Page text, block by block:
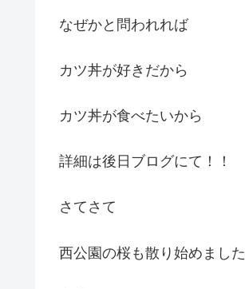
なぜかと問われれば
カツ丼が好きだから
カツ丼が食べたいから
詳細は後日ブログにて！！
さてさて
西公園の桜も散り始めました